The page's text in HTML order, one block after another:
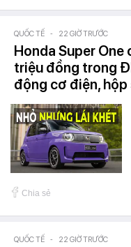
QUỐC TẾ - 22 GIỜ TRƯỚC
Honda Super
triệu đồng trong
động cơ điện, hộp
Chia sẻ
QUỐC TẾ - 22 GIỜ TRƯỚC